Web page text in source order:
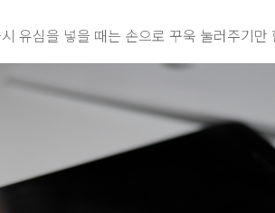
유심을 넣을 때는 손으로 꾸욱 눌러주기만